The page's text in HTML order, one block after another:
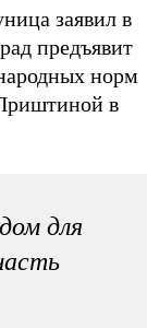
заявил в
предъявит
норм
в
для